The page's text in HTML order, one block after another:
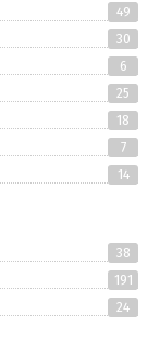
49
30
6
25
18
7
14
38
191
24